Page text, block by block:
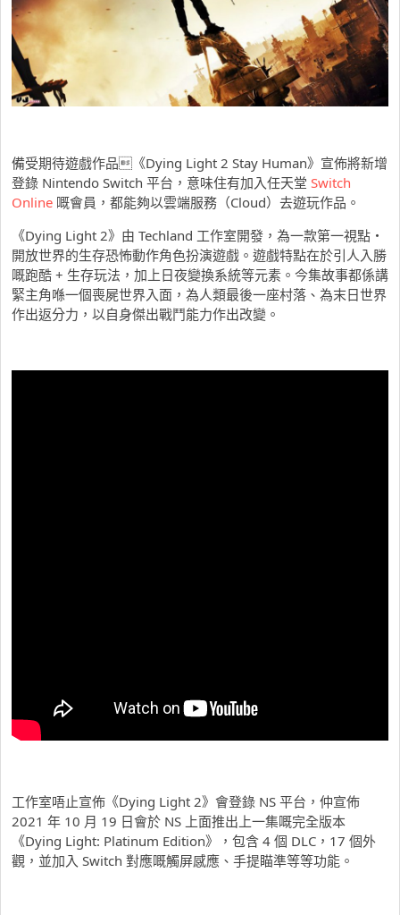
備受期待遊戲作品《Dying Light 2 Stay Human》宣佈將新增
登錄 Nintendo Switch 平台，意味住有加入任天堂 Switch
Online 嘅會員，都能夠以雲端服務（Cloud）去遊玩作品。
《Dying Light 2》由 Techland 工作室開發，為一款第一視點・
開放世界的生存恐怖動作角色扮演遊戲。遊戲特點在於引人入勝
嘅跑酷 + 生存玩法，加上日夜變換系統等元素。今集故事都係講
緊主角喺一個喪屍世界入面，為人類最後一座村落、為末日世界
作出返分力，以自身傑出戰鬥能力作出改變。
工作室唔止宣佈《Dying Light 2》會登錄 NS 平台，仲宣佈
2021 年 10 月 19 日會於 NS 上面推出上一集嘅完全版本
《Dying Light: Platinum Edition》，包含 4 個 DLC，17 個外
觀，並加入 Switch 對應嘅觸屏感應、手提瞄準等等功能。